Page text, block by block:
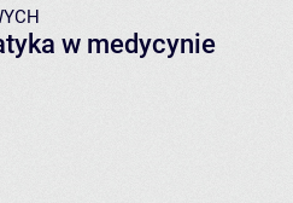
w medycynie